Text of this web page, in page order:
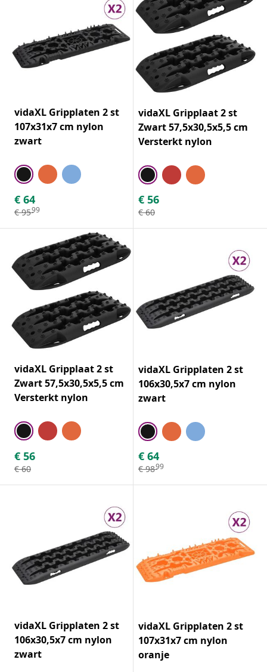
vidaXL Gripplaten 2 st
107x31x7 cm nylon
zwart
€ 64
€ 9599
vidaXL Gripplaat 2 st
Zwart 57,5x30,5x5,5 cm
Versterkt nylon
€ 56
€ 60
vidaXL Gripplaat 2 st
Zwart 57,5x30,5x5,5 cm
Versterkt nylon
€ 56
€ 60
vidaXL Gripplaten 2 st
106x30,5x7 cm nylon
zwart
€ 64
€ 9899
vidaXL Gripplaten 2 st
106x30,5x7 cm nylon
zwart
vidaXL Gripplaten 2 st
107x31x7 cm nylon
oranje